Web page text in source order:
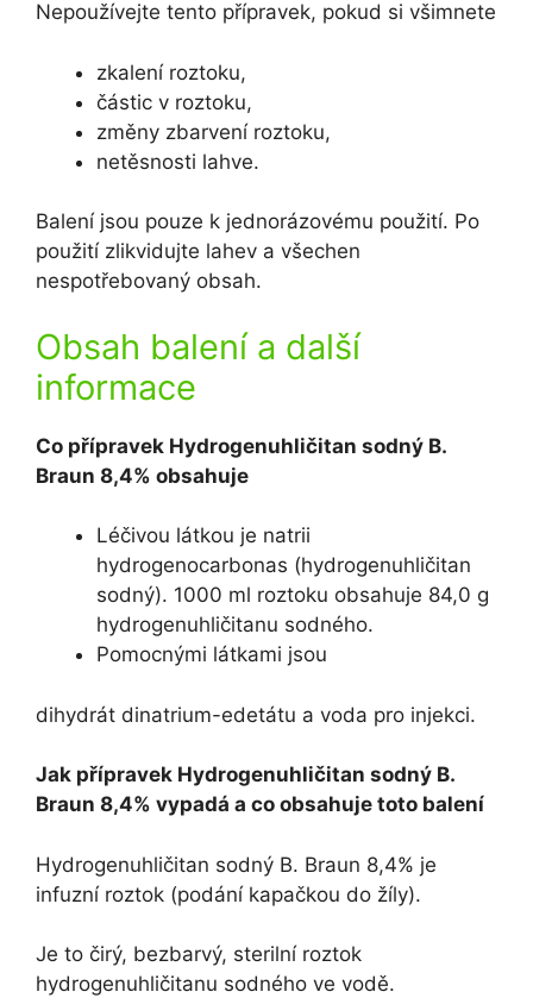
Nepoužívejte tento přípravek, pokud si všimnete
zkalení roztoku,
částic v roztoku,
změny zbarvení roztoku,
netěsnosti lahve.
Balení jsou pouze k jednorázovému použití. Po
použití zlikvidujte lahev a všechen
nespotřebovaný obsah.
Obsah balení a další
informace
Co přípravek Hydrogenuhličitan sodný B.
Braun 8,4% obsahuje
Léčivou látkou je natrii
hydrogenocarbonas (hydrogenuhličitan
sodný). 1000 ml roztoku obsahuje 84,0 g
hydrogenuhličitanu sodného.
Pomocnými látkami jsou
dihydrát dinatrium-edetátu a voda pro injekci.
Jak přípravek Hydrogenuhličitan sodný B.
Braun 8,4% vypadá a co obsahuje toto balení
Hydrogenuhličitan sodný B. Braun 8,4% je
infuzní roztok (podání kapačkou do žíly).
Je to čirý, bezbarvý, sterilní roztok
hydrogenuhličitanu sodného ve vodě.